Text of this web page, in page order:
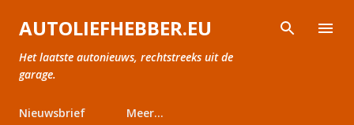
Doorgaan naar hoofdcontent
AUTOLIEFHEBBER.EU
Het laatste autonieuws, rechtstreeks uit de
garage.
Nieuwsbrief Meer…